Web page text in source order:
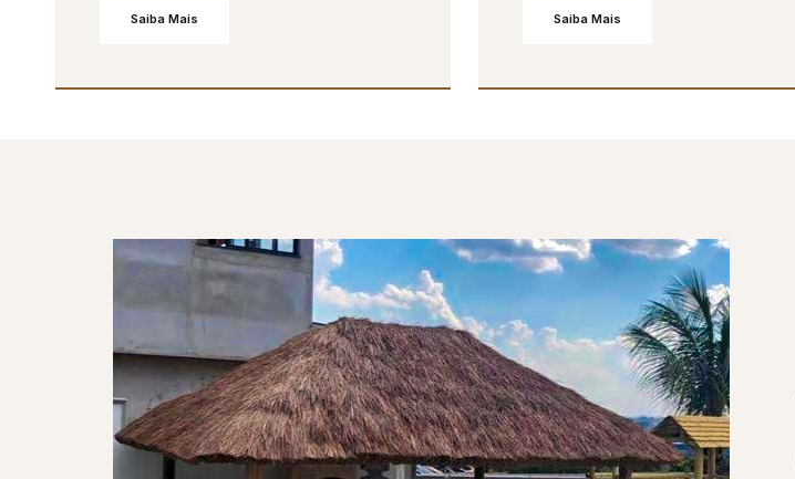
Saiba Mais Saiba Mais